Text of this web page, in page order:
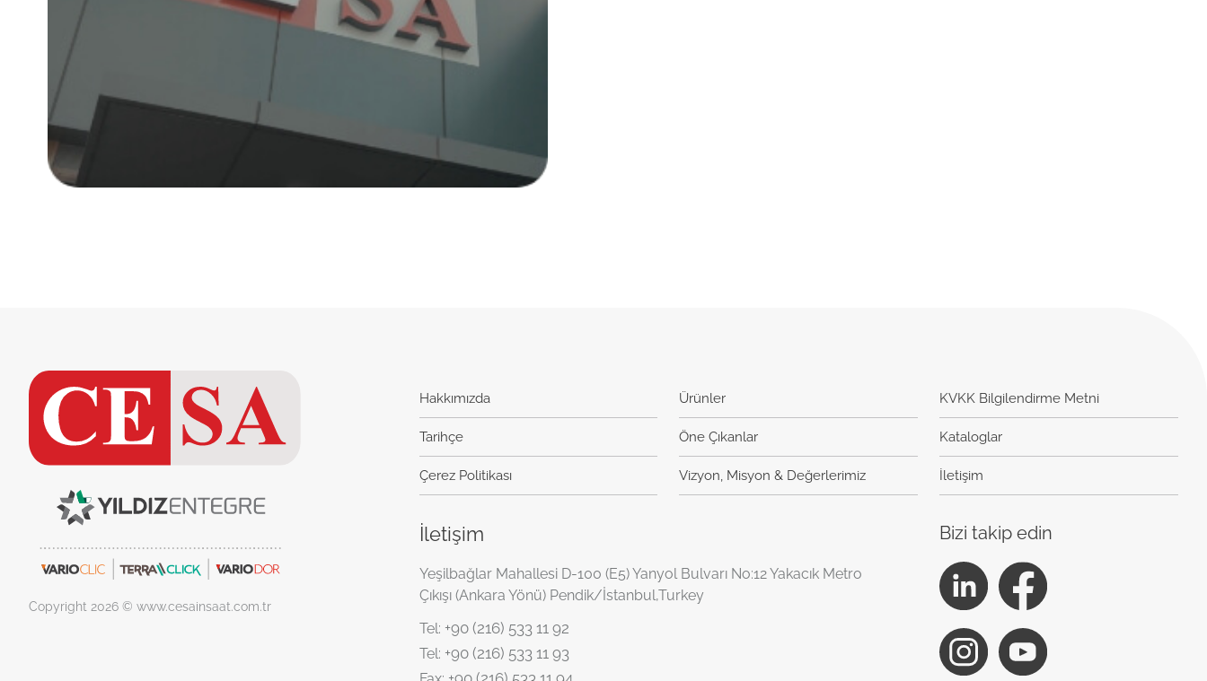
Copyright 2026 © www.cesainsaat.com.tr
Hakkımızda Ürünler KVKK Bilgilendirme Metni
Tarihçe Öne Çıkanlar Kataloglar
Çerez Politikası Vizyon, Misyon & Değerlerimiz İletişim
İletişim
Yeşilbağlar Mahallesi D-100 (E5) Yanyol Bulvarı No:12 Yakacık Metro
Çıkışı (Ankara Yönü) Pendik/İstanbul,Turkey
Tel: +90 (216) 533 11 92
Tel: +90 (216) 533 11 93
Bizi takip edin